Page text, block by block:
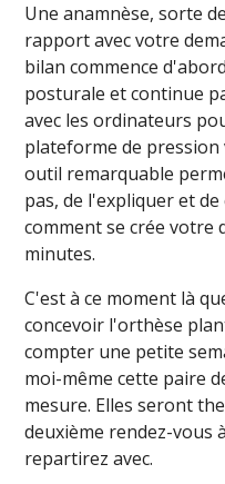
Une anamnèse, sorte
rapport avec votre
bilan commence
posturale et continue
avec les ordinateurs
plateforme de pression
outil remarquable
pas, de l'expliquer et
comment se crée votre
minutes.
C'est à ce moment là
concevoir l'orthèse
compter une petite
moi-même cette paire
mesure. Elles seront
deuxième rendez-vous
repartirez avec.